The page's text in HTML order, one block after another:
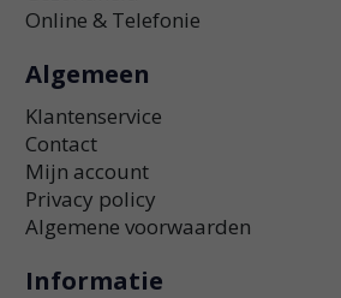
Online & Telefonie
Algemeen
Klantenservice
Contact
Mijn account
Privacy policy
Algemene voorwaarden
Informatie